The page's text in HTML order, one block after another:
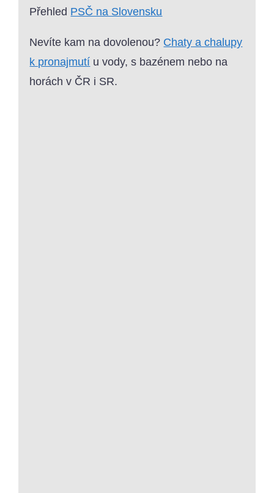
Přehled PSČ na Slovensku
Nevíte kam na dovolenou? Chaty a chalupy
k pronajmutí u vody, s bazénem nebo na
horách v ČR i SR.